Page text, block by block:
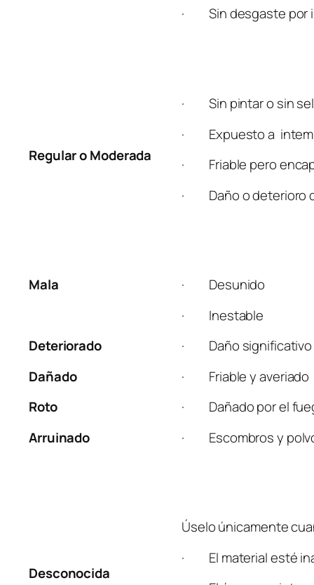
· Sin desgaste por
Regular o Moderada
· Sin pintar o sin
· Expuesto a
· Friable pero
· Daño o deterioro
Mala
Deteriorado
Dañado
Roto
Arruinado
· Desunido
· Inestable
· Daño significativo
· Friable y averiado
· Dañado por el
· Escombros y
Desconocida
Úselo únicamente
· El material esté